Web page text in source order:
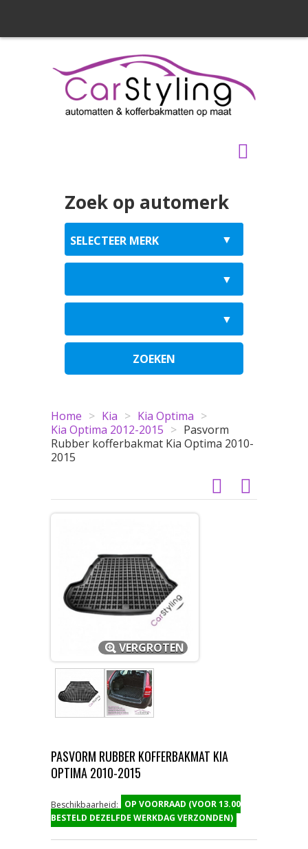
Zoek op automerk
ZOEKEN
Home > Kia > Kia Optima >
Kia Optima 2012-2015 > Pasvorm
Rubber kofferbakmat Kia Optima 2010-
2015
VERGROTEN
PASVORM RUBBER KOFFERBAKMAT KIA
OPTIMA 2010-2015
Beschikbaarheid:
OP VOORRAAD (VOOR 13.00
BESTELD DEZELFDE WERKDAG VERZONDEN)